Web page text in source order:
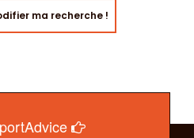
ma recherche !